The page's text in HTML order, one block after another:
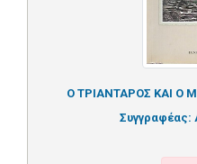
Ο ΤΡΙΑΝΤΑΡΟΣ ΚΑΙ Ο
Συγγραφέας: